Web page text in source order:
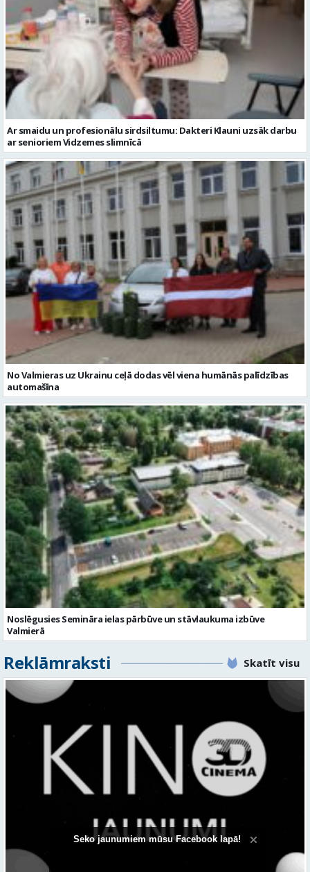
Ar smaidu un profesionālu sirdsiltumu: Dakteri Klauni uzsāk darbu
ar senioriem Vidzemes slimnīcā
No Valmieras uz Ukrainu ceļā dodas vēl viena humānās palīdzības
automašīna
Noslēgusies Semināra ielas pārbūve un stāvlaukuma izbūve
Valmierā
Reklāmraksti Skatīt visu
Seko jaunumiem mūsu Facebook lapā!